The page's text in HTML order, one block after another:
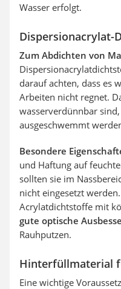
Wasser erfolgt.
Dispersionacrylat-
Zum Abdichten von
darauf achten, dass es
Arbeiten nicht regnet.
wasserverdünnbar
ausgeschwemmt
Besondere
und Haftung auf
sollten sie im
nicht eingesetzt
Acrylatdichtstoffe mit
gute optische
Rauhputzen.
Hinterfüllmaterial
Eine wichtige